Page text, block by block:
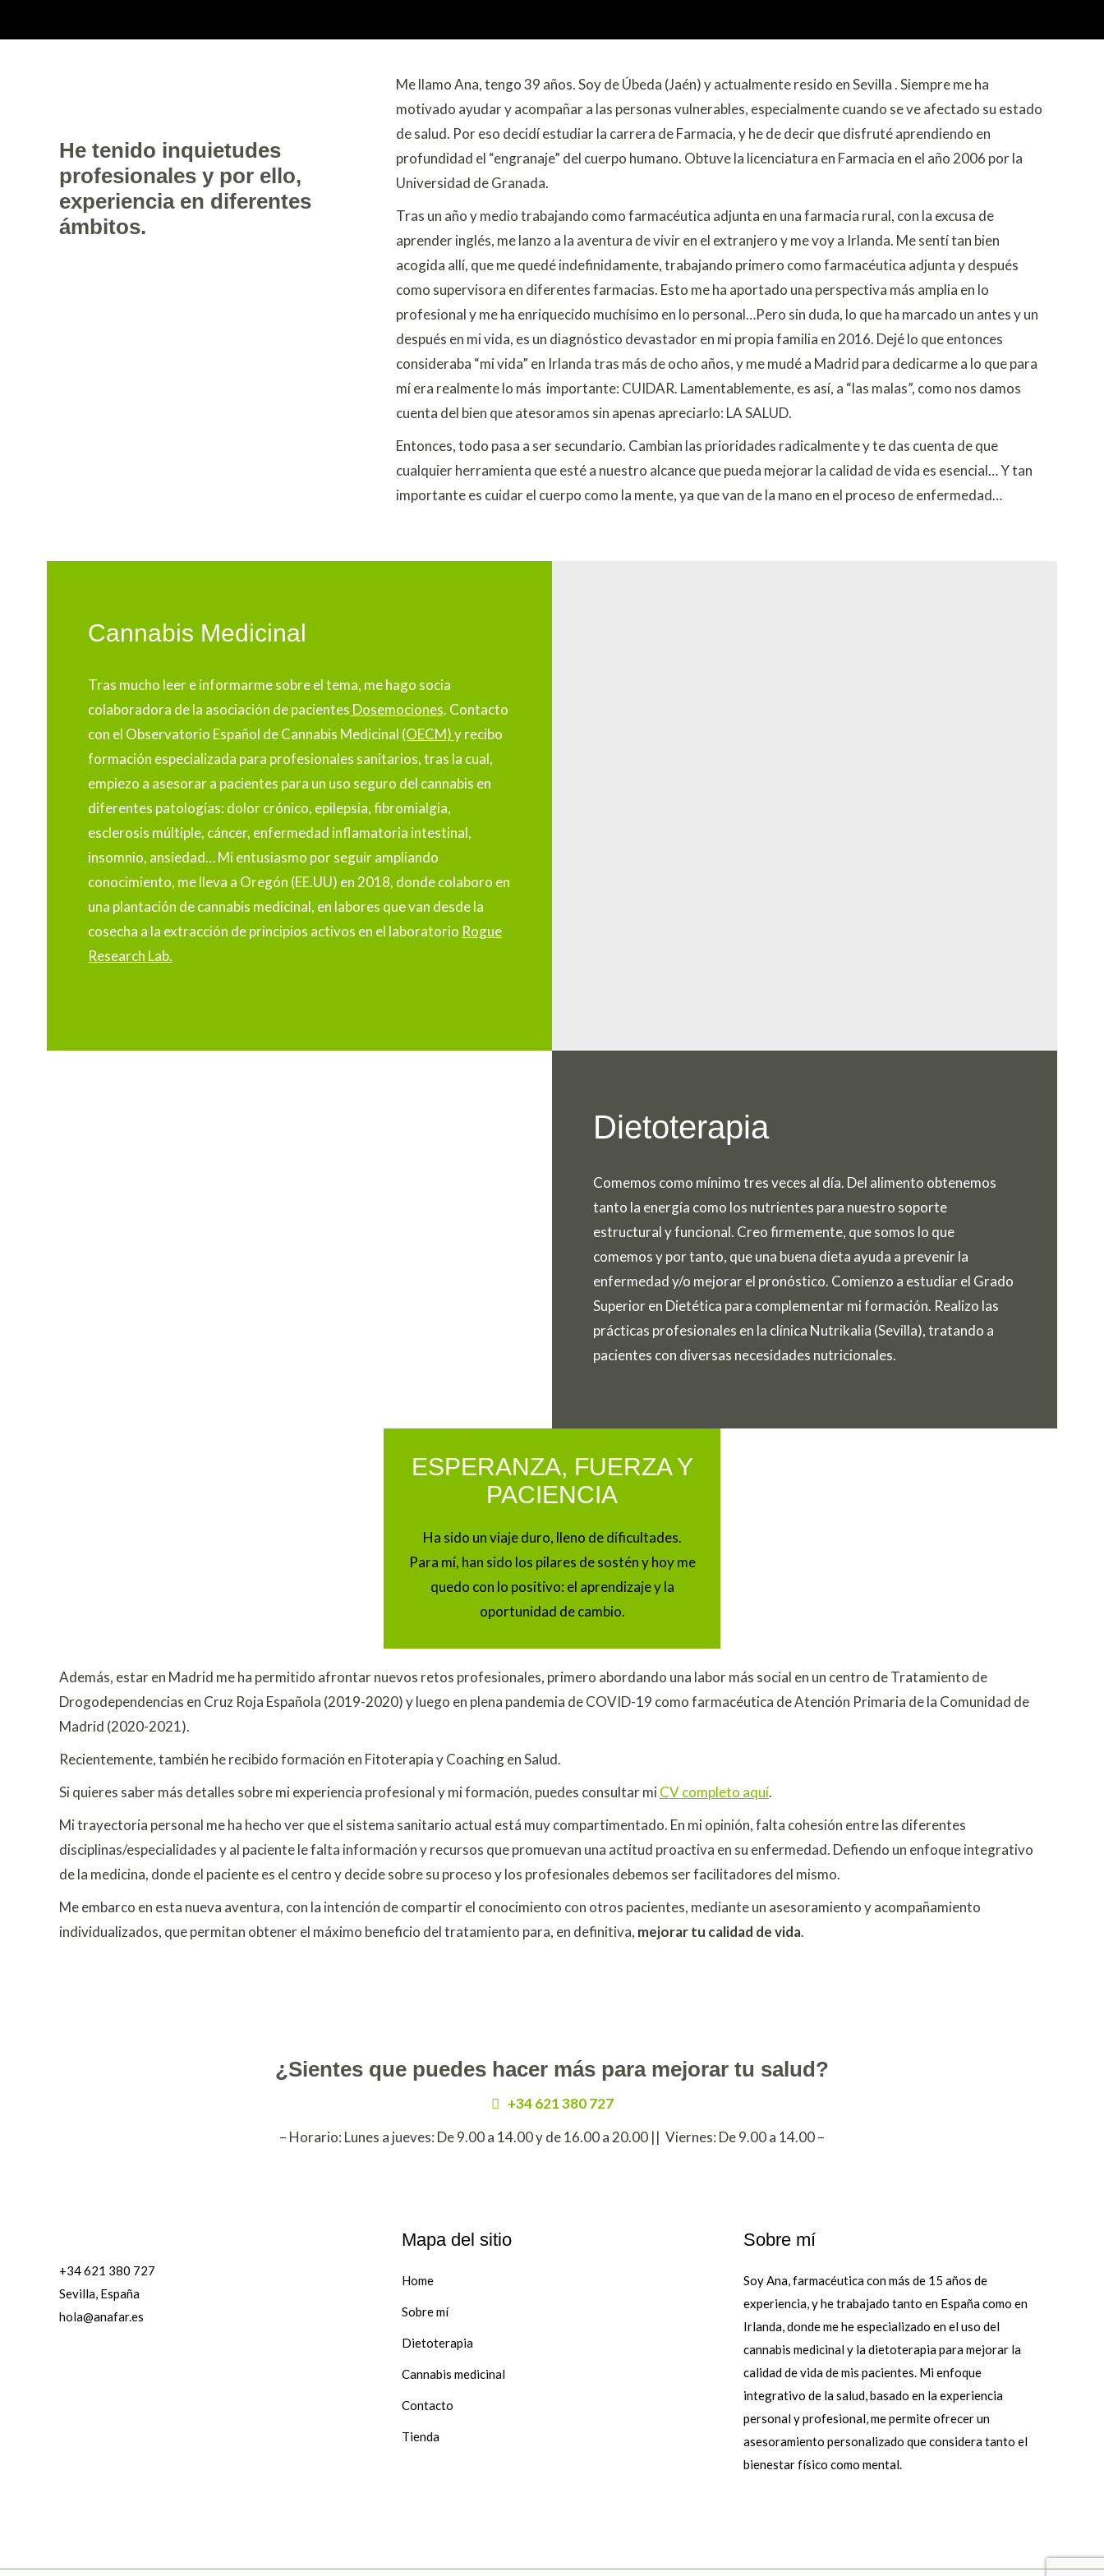
He tenido inquietudes
profesionales y por ello,
experiencia en diferentes
ámbitos.
Me llamo Ana, tengo 39 años. Soy de Úbeda (Jaén) y actualmente resido en Sevilla . Siempre me ha
motivado ayudar y acompañar a las personas vulnerables, especialmente cuando se ve afectado su estado
de salud. Por eso decidí estudiar la carrera de Farmacia, y he de decir que disfruté aprendiendo en
profundidad el “engranaje” del cuerpo humano. Obtuve la licenciatura en Farmacia en el año 2006 por la
Universidad de Granada.
Tras un año y medio trabajando como farmacéutica adjunta en una farmacia rural, con la excusa de
aprender inglés, me lanzo a la aventura de vivir en el extranjero y me voy a Irlanda. Me sentí tan bien
acogida allí, que me quedé indefinidamente, trabajando primero como farmacéutica adjunta y después
como supervisora en diferentes farmacias. Esto me ha aportado una perspectiva más amplia en lo
profesional y me ha enriquecido muchísimo en lo personal…Pero sin duda, lo que ha marcado un antes y un
después en mi vida, es un diagnóstico devastador en mi propia familia en 2016. Dejé lo que entonces
consideraba “mi vida” en Irlanda tras más de ocho años, y me mudé a Madrid para dedicarme a lo que para
mí era realmente lo más importante: CUIDAR. Lamentablemente, es así, a “las malas”, como nos damos
cuenta del bien que atesoramos sin apenas apreciarlo: LA SALUD.
Entonces, todo pasa a ser secundario. Cambian las prioridades radicalmente y te das cuenta de que
cualquier herramienta que esté a nuestro alcance que pueda mejorar la calidad de vida es esencial… Y tan
importante es cuidar el cuerpo como la mente, ya que van de la mano en el proceso de enfermedad…
Cannabis Medicinal
Tras mucho leer e informarme sobre el tema, me hago socia
colaboradora de la asociación de pacientes Dosemociones. Contacto
con el Observatorio Español de Cannabis Medicinal (OECM)y recibo
formación especializada para profesionales sanitarios, tras la cual,
empiezo a asesorar a pacientes para un uso seguro del cannabis en
diferentes patologías: dolor crónico, epilepsia, fibromialgia,
esclerosis múltiple, cáncer, enfermedad inflamatoria intestinal,
insomnio, ansiedad… Mi entusiasmo por seguir ampliando
conocimiento, me lleva a Oregón (EE.UU) en 2018, donde colaboro en
una plantación de cannabis medicinal, en labores que van desde la
cosecha a la extracción de principios activos en el laboratorio Rogue
Research Lab.
Dietoterapia
Comemos como mínimo tres veces al día. Del alimento obtenemos
tanto la energía como los nutrientes para nuestro soporte
estructural y funcional. Creo firmemente, que somos lo que
comemos y por tanto, que una buena dieta ayuda a prevenir la
enfermedad y/o mejorar el pronóstico. Comienzo a estudiar el Grado
Superior en Dietética para complementar mi formación. Realizo las
prácticas profesionales en la clínica Nutrikalia (Sevilla), tratando a
pacientes con diversas necesidades nutricionales.
ESPERANZA, FUERZA Y
PACIENCIA
Ha sido un viaje duro, lleno de dificultades.
Para mí, han sido los pilares de sostén y hoy me
quedo con lo positivo: el aprendizaje y la
oportunidad de cambio.
Además, estar en Madrid me ha permitido afrontar nuevos retos profesionales, primero abordando una labor más social en un centro de Tratamiento de
Drogodependencias en Cruz Roja Española (2019-2020) y luego en plena pandemia de COVID-19 como farmacéutica de Atención Primaria de la Comunidad de
Madrid (2020-2021).
Recientemente, también he recibido formación en Fitoterapia y Coaching en Salud.
Si quieres saber más detalles sobre mi experiencia profesional y mi formación, puedes consultar miCV completo aquí.
Mi trayectoria personal me ha hecho ver que el sistema sanitario actual está muy compartimentado. En mi opinión, falta cohesión entre las diferentes
disciplinas/especialidades y al paciente le falta información y recursos que promuevan una actitud proactiva en su enfermedad. Defiendo un enfoque integrativo
de la medicina, donde el paciente es el centro y decide sobre su proceso y los profesionales debemos ser facilitadores del mismo.
Me embarco en esta nueva aventura, con la intención de compartir el conocimiento con otros pacientes, mediante un asesoramiento y acompañamiento
individualizados, que permitan obtener el máximo beneficio del tratamiento para, en definitiva, mejorar tu calidad de vida.
¿Sientes que puedes hacer más para mejorar tu salud?
+34 621 380 727
– Horario: Lunes a jueves: De 9.00 a 14.00 y de 16.00 a 20.00 || Viernes: De 9.00 a 14.00 –
+34 621 380 727
Sevilla, España
hola@anafar.es
Mapa del sitio
Home
Sobre mí
Dietoterapia
Cannabis medicinal
Contacto
Tienda
Sobre mí
Soy Ana, farmacéutica con más de 15 años de
experiencia, y he trabajado tanto en España como en
Irlanda, donde me he especializado en el uso del
cannabis medicinal y la dietoterapia para mejorar la
calidad de vida de mis pacientes. Mi enfoque
integrativo de la salud, basado en la experiencia
personal y profesional, me permite ofrecer un
asesoramiento personalizado que considera tanto el
bienestar físico como mental.